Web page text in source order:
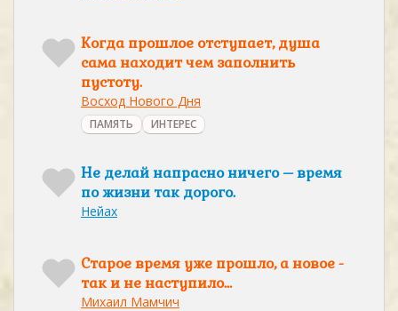
Когда прошлое отступает, душа
сама находит чем заполнить
пустоту.
Восход Нового Дня
ПАМЯТЬ ИНТЕРЕС
Не делай напрасно ничего – время
по жизни так дорого.
Нейах
Старое время уже прошло, а новое -
так и не наступило…
Михаил Мамчич